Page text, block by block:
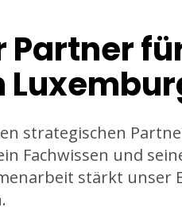
Partner
strategischen
Fachwissen und
stärkt unser